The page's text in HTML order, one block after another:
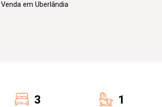
em Uberlândia
3 1